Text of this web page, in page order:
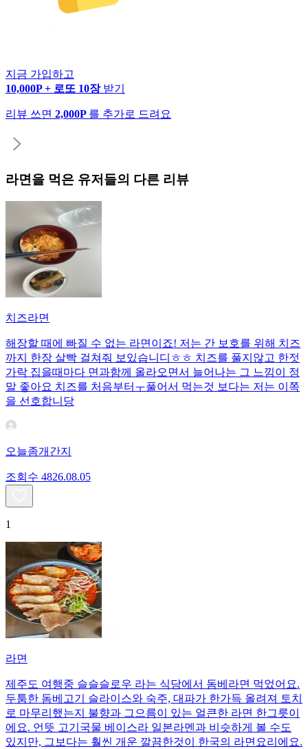
지금 가입하고
10,000P + 로또 10장 받기
리뷰 쓰면 2,000P 를 추가로 드려요
라면 을 먹은 유저들의 다른 리뷰
치즈라면
해장할 때에 빠질 수 없는 라면이죠! 저는 간 보호를 위해 치즈
까지 한장 살빡 걸쳐줘 보있습니디ㅎㅎ 치즈를 풀지않고 한젓
가락 집을때마다 면과함께 올라오면서 늘어나는 그 느낌이 정
말 좋아요 치즈를 처음부터ㅜ풀어서 먹는것 보다는 저는 이쪽
을 선호합니당
오늘좀개간지
조회수 4826.08.05
1
라면
제주도 여행중 슬슬슬로우 라는 식당에서 돔베라면 먹었어요.
두툼한 돔베고기 슬라이스와 숙주, 대파가 한가득 올려져 토치
로 마무리했는지 불향과 그으름이 있는 얼큰한 라면 한그릇이
에요. 언뜻 고기국물 베이스라 일본라멘과 비슷하게 볼 수도
있지만, 그보다는 훨씬 개운 깔끔한것이 한국의 라면요리에요.